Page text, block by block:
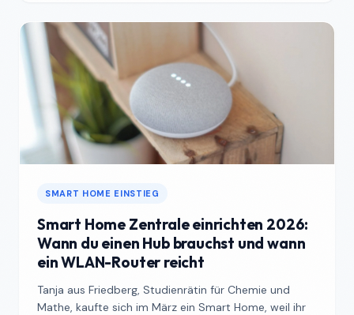
SMART HOME EINSTIEG
Smart Home Zentrale einrichten 2026:
Wann du einen Hub brauchst und wann
ein WLAN-Router reicht
Tanja aus Friedberg, Studienrätin für Chemie und
Mathe, kaufte sich im März ein Smart Home, weil ihr